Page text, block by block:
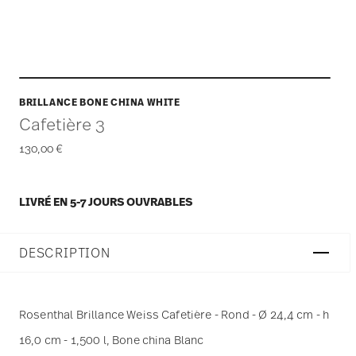
BRILLANCE BONE CHINA WHITE
Cafetière 3
130,00 €
LIVRÉ EN 5-7 JOURS OUVRABLES
DESCRIPTION
Rosenthal Brillance Weiss Cafetière - Rond - Ø 24,4 cm - h
16,0 cm - 1,500 l, Bone china Blanc